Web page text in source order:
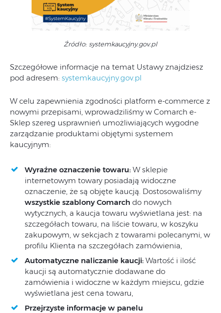
Źródło: systemkaucyjny.gov.pl
Szczegółowe informacje na temat Ustawy znajdziesz
pod adresem: systemkaucyjny.gov.pl
W celu zapewnienia zgodności platform e-commerce z
nowymi przepisami, wprowadziliśmy w Comarch e-
Sklep szereg usprawnień umożliwiających wygodne
zarządzanie produktami objętymi systemem
kaucyjnym:
Wyraźne oznaczenie towaru: W sklepie
internetowym towary posiadają widoczne
oznaczenie, że są objęte kaucją. Dostosowaliśmy
wszystkie szablony Comarch do nowych
wytycznych, a kaucja towaru wyświetlana jest: na
szczegółach towaru, na liście towaru, w koszyku
zakupowym, w sekcjach z towarami polecanymi, w
profilu Klienta na szczegółach zamówienia,
Automatyczne naliczanie kaucji: Wartość i ilość
kaucji są automatycznie dodawane do
zamówienia i widoczne w każdym miejscu, gdzie
wyświetlana jest cena towaru,
Przejrzyste informacje w panelu